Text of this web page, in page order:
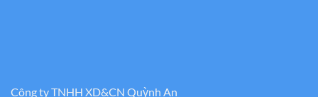
Công ty TNHH XD&CN Quỳnh An